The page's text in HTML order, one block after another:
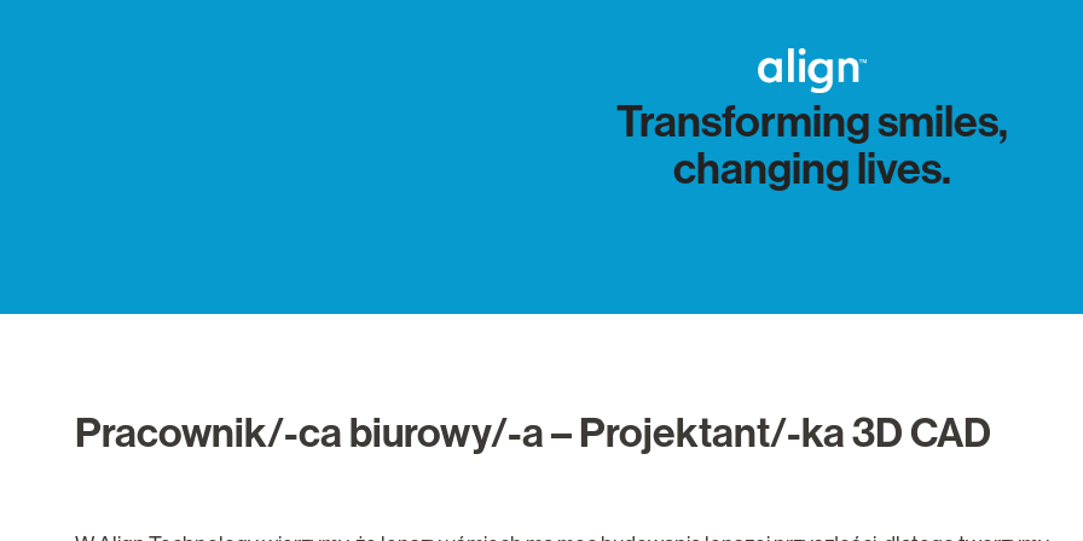
Transforming smiles,
changing lives.
Pracownik/-ca biurowy/-a – Projektant/-ka 3D CAD